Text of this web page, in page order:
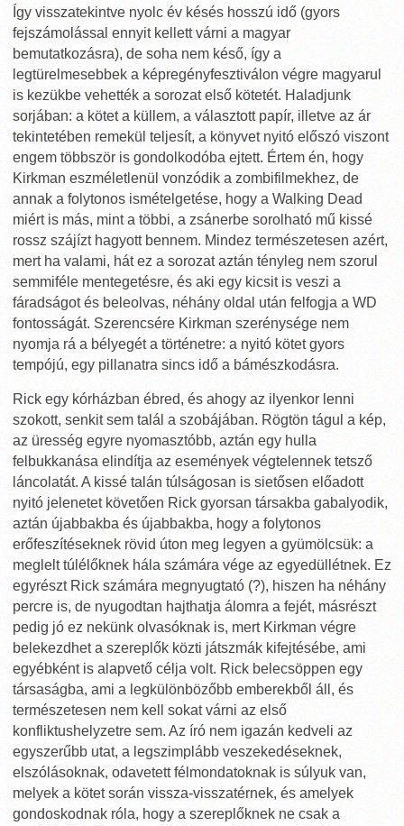
Így visszatekintve nyolc év késés hosszú idő (gyors
fejszámolással ennyit kellett várni a magyar
bemutatkozásra), de soha nem késő, így a
legtürelmesebbek a képregényfesztiválon végre magyarul
is kezükbe vehették a sorozat első kötetét. Haladjunk
sorjában: a kötet a küllem, a választott papír, illetve az ár
tekintetében remekül teljesít, a könyvet nyitó előszó viszont
engem többször is gondolkodóba ejtett. Értem én, hogy
Kirkman eszméletlenül vonzódik a zombifilmekhez, de
annak a folytonos ismételgetése, hogy a Walking Dead
miért is más, mint a többi, a zsánerbe sorolható mű kissé
rossz szájízt hagyott bennem. Mindez természetesen azért,
mert ha valami, hát ez a sorozat aztán tényleg nem szorul
semmiféle mentegetésre, és aki egy kicsit is veszi a
fáradságot és beleolvas, néhány oldal után felfogja a WD
fontosságát. Szerencsére Kirkman szerénysége nem
nyomja rá a bélyegét a történetre: a nyitó kötet gyors
tempójú, egy pillanatra sincs idő a bámészkodásra.
Rick egy kórházban ébred, és ahogy az ilyenkor lenni
szokott, senkit sem talál a szobájában. Rögtön tágul a kép,
az üresség egyre nyomasztóbb, aztán egy hulla
felbukkanása elindítja az események végtelennek tetsző
láncolatát. A kissé talán túlságosan is sietősen előadott
nyitó jelenetet követően Rick gyorsan társakba gabalyodik,
aztán újabbakba és újabbakba, hogy a folytonos
erőfeszítéseknek rövid úton meg legyen a gyümölcsük: a
meglelt túlélőknek hála számára vége az egyedüllétnek. Ez
egyrészt Rick számára megnyugtató (?), hiszen ha néhány
percre is, de nyugodtan hajthatja álomra a fejét, másrészt
pedig jó ez nekünk olvasóknak is, mert Kirkman végre
belekezdhet a szereplők közti játszmák kifejtésébe, ami
egyébként is alapvető célja volt. Rick belecsöppen egy
társaságba, ami a legkülönbözőbb emberekből áll, és
természetesen nem kell sokat várni az első
konfliktushelyzetre sem. Az író nem igazán kedveli az
egyszerűbb utat, a legszimplább veszekedéseknek,
elszólásoknak, odavetett félmondatoknak is súlyuk van,
melyek a kötet során vissza-visszatérnek, és amelyek
gondoskodnak róla, hogy a szereplőknek ne csak a